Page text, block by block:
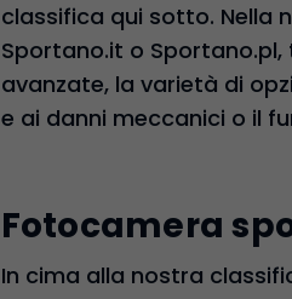
classifica qui sotto. Nella
Sportano.it o
avanzate, la varietà di
e ai danni meccanici o il
Fotocamera
In cima alla nostra